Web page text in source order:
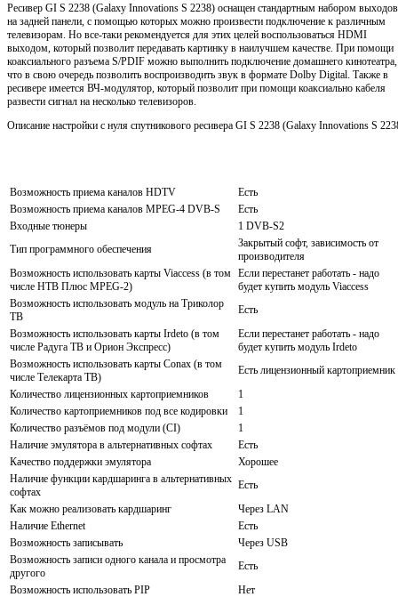
Ресивер GI S 2238 (Galaxy Innovations S 2238) оснащен стандартным набором выходов
на задней панели, с помощью которых можно произвести подключение к различным
телевизорам. Но все-таки рекомендуется для этих целей воспользоваться HDMI
выходом, который позволит передавать картинку в наилучшем качестве. При помощи
коаксиального разъема S/PDIF можно выполнить подключение домашнего кинотеатра,
что в свою очередь позволить воспроизводить звук в формате Dolby Digital. Также в
ресивере имеется ВЧ-модулятор, который позволит при помощи коаксиально кабеля
развести сигнал на несколько телевизоров.
Описание настройки с нуля спутникового ресивера GI S 2238 (Galaxy Innovations S
Возможность приема каналов HDTV
Есть
Возможность приема каналов MPEG-4 DVB-S
Есть
Входные тюнеры
1 DVB-S2
Тип программного обеспечения
Закрытый софт, зависимость от
производителя
Возможность использовать карты Viaccess (в том
числе НТВ Плюс MPEG-2)
Если перестанет работать - надо
будет купить модуль Viaccess
Возможность использовать модуль на Триколор
ТВ
Есть
Возможность использовать карты Irdeto (в том
числе Радуга ТВ и Орион Экспресс)
Если перестанет работать - надо
будет купить модуль Irdeto
Возможность использовать карты Conax (в том
числе Телекарта ТВ)
Есть лицензионный картоприемник
Количество лицензионных картоприемников
1
Количество картоприемников под все кодировки
1
Количество разъёмов под модули (CI)
1
Наличие эмулятора в альтернативных софтах
Есть
Качество поддержки эмулятора
Хорошее
Наличие функции кардшаринга в альтернативных
софтах
Есть
Как можно реализовать кардшаринг
Через LAN
Наличие Ethernet
Есть
Возможность записывать
Через USB
Возможность записи одного канала и просмотра
другого
Есть
Возможность использовать PIP
Нет